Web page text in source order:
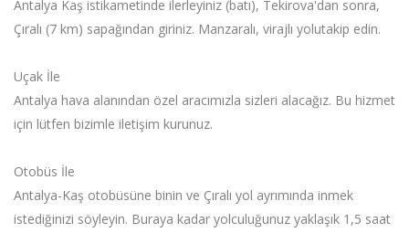
Antalya Kaş istikametinde ilerleyiniz (batı), Tekirova'dan sonra,
Çıralı (7 km) sapağından giriniz. Manzaralı, virajlı yolutakip edin.
Uçak İle
Antalya hava alanından özel aracımızla sizleri alacağız. Bu hizmet
için lütfen bizimle iletişim kurunuz.
Otobüs İle
Antalya-Kaş otobüsüne binin ve Çıralı yol ayrımında inmek
istediğinizi söyleyin. Buraya kadar yolculuğunuz yaklaşık 1,5 saat